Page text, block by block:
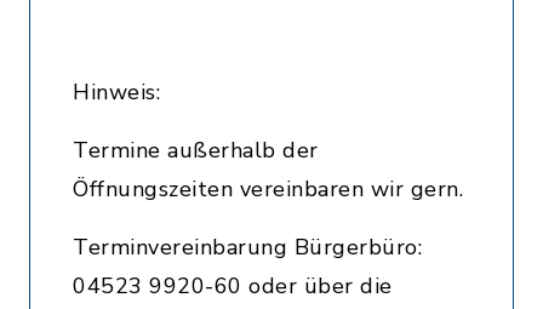
Hinweis:
Termine außerhalb der
Öffnungszeiten vereinbaren wir gern.
Terminvereinbarung Bürgerbüro:
04523 9920-60 oder über die